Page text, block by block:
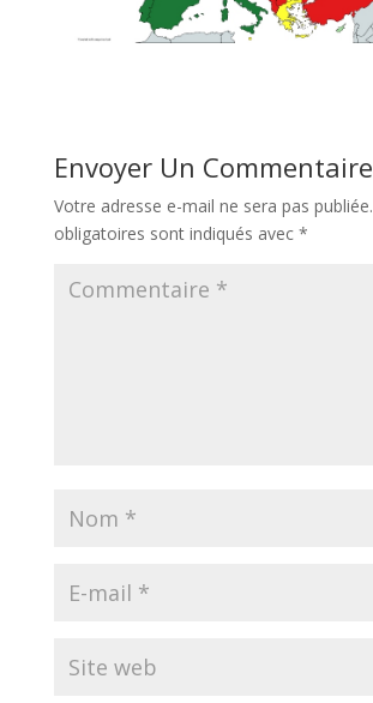
Envoyer Un Commentaire
Votre adresse e-mail ne sera pas publiée.
obligatoires sont indiqués avec *